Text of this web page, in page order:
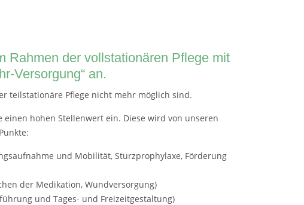
Rahmen der vollstationären Pflege mit
Versorgung“ an.
teilstationäre Pflege nicht mehr möglich sind.
hohen Stellenwert ein. Diese wird von unseren
und Mobilität, Sturzprophylaxe, Förderung
der Medikation, Wundversorgung)
und Tages- und Freizeitgestaltung)